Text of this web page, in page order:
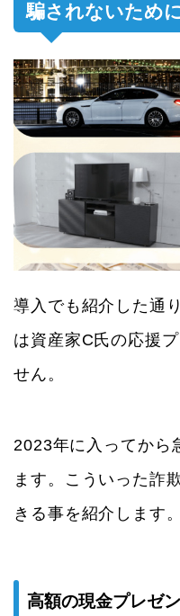
騙されないため
導入でも紹介した通
は資産家C氏の応援
せん。
2023年に入ってから
ます。こういった詐
きる事を紹介します。
高額の現金プレゼ